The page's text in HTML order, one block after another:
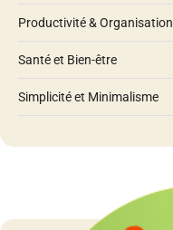
Productivité & Organisation
Santé et Bien-être
Simplicité et Minimalisme